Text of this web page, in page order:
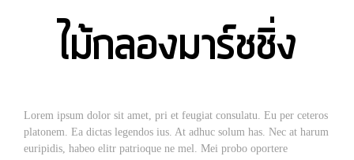
ไม้กลองมาร์ชชิ่ง
Lorem ipsum dolor sit amet, pri et feugiat consulatu. Eu per ceteros
platonem. Ea dictas legendos ius. At adhuc solum has. Nec at harum
euripidis, habeo elitr patrioque ne mel. Mei probo oportere